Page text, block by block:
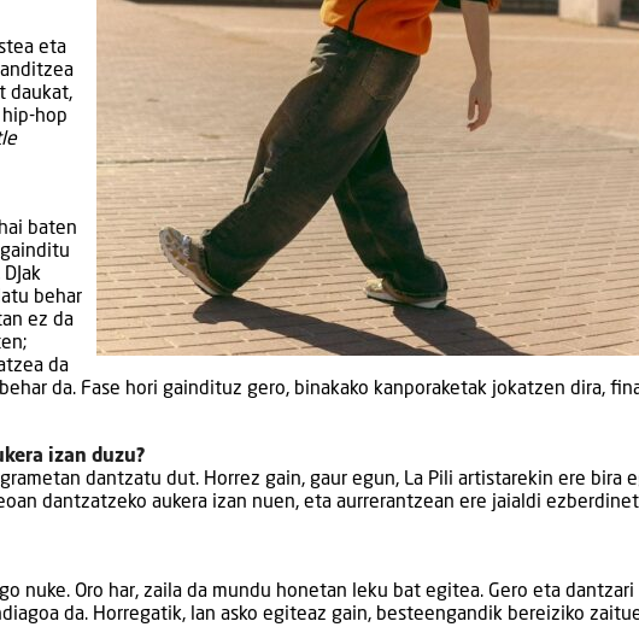
eta
daukat,
hop
baten
behar
ez da
da
da. Fase hori gaindituz gero, binakako kanporaketak jokatzen dira,
izan duzu?
dantzatu dut. Horrez gain, gaur egun, La Pili artistarekin ere bira
dantzatzeko aukera izan nuen, eta aurrerantzean ere jaialdi
nuke. Oro har, zaila da mundu honetan leku bat egitea. Gero eta dantzari
da. Horregatik, lan asko egiteaz gain, besteengandik bereiziko